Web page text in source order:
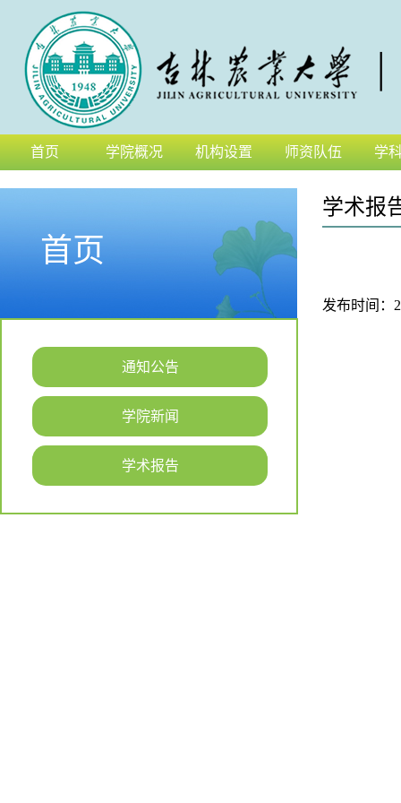
首页 学院概况 机构设置 师资队伍 学
首页
通知公告
学院新闻
学术报告
学术报
发布时间：